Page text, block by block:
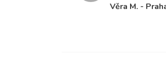
Věra M. -